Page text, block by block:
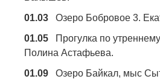
01.03 Озеро Бобровое 3.
01.05 Прогулка по
Полина Астафьева.
01.09 Озеро Байкал, мыс